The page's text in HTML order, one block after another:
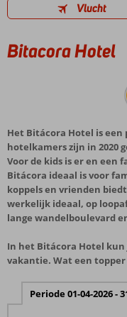
Vlucht
Bitacora Hotel
Het Bitácora Hotel is
hotelkamers zijn in 2020
Voor de kids is er en
Bitácora ideaal is voor
koppels en vrienden
werkelijk ideaal, op
lange wandelboulevard
In het Bitácora Hotel
vakantie. Wat een topper
Periode 01-04-2026 -